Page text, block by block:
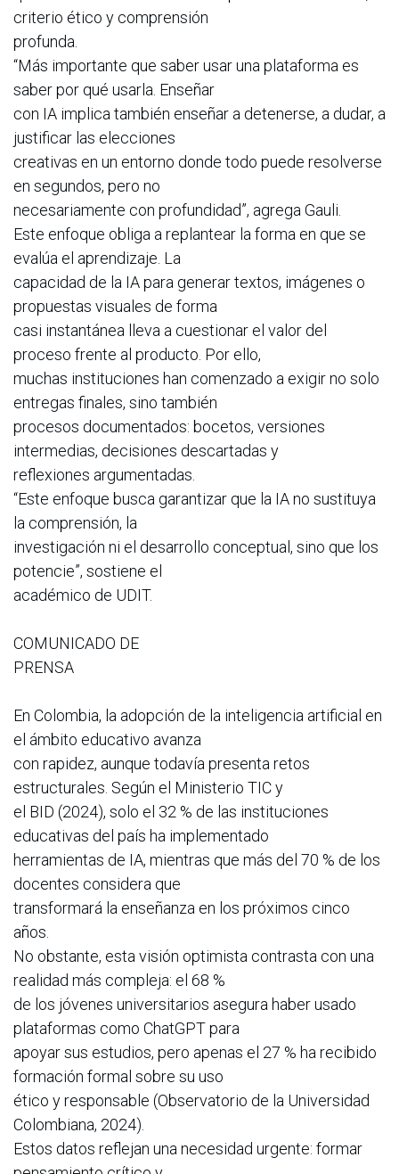
criterio ético y comprensión
profunda.
“Más importante que saber usar una plataforma es
saber por qué usarla. Enseñar
con IA implica también enseñar a detenerse, a dudar, a
justificar las elecciones
creativas en un entorno donde todo puede resolverse
en segundos, pero no
necesariamente con profundidad”, agrega Gauli.
Este enfoque obliga a replantear la forma en que se
evalúa el aprendizaje. La
capacidad de la IA para generar textos, imágenes o
propuestas visuales de forma
casi instantánea lleva a cuestionar el valor del
proceso frente al producto. Por ello,
muchas instituciones han comenzado a exigir no solo
entregas finales, sino también
procesos documentados: bocetos, versiones
intermedias, decisiones descartadas y
reflexiones argumentadas.
“Este enfoque busca garantizar que la IA no sustituya
la comprensión, la
investigación ni el desarrollo conceptual, sino que los
potencie”, sostiene el
académico de UDIT.
COMUNICADO DE
PRENSA
En Colombia, la adopción de la inteligencia artificial en
el ámbito educativo avanza
con rapidez, aunque todavía presenta retos
estructurales. Según el Ministerio TIC y
el BID (2024), solo el 32 % de las instituciones
educativas del país ha implementado
herramientas de IA, mientras que más del 70 % de los
docentes considera que
transformará la enseñanza en los próximos cinco
años.
No obstante, esta visión optimista contrasta con una
realidad más compleja: el 68 %
de los jóvenes universitarios asegura haber usado
plataformas como ChatGPT para
apoyar sus estudios, pero apenas el 27 % ha recibido
formación formal sobre su uso
ético y responsable (Observatorio de la Universidad
Colombiana, 2024).
Estos datos reflejan una necesidad urgente: formar